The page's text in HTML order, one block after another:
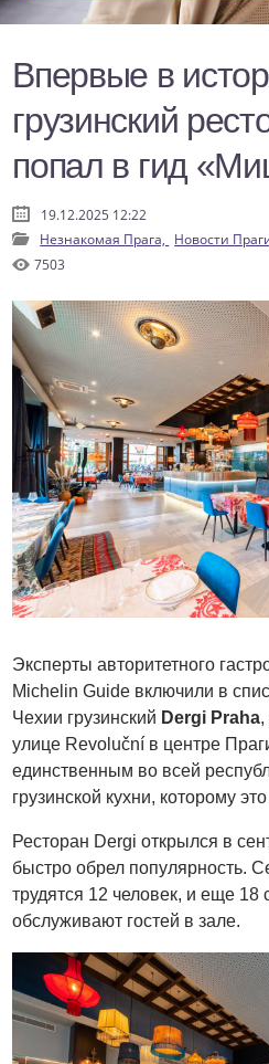
Впервые в
грузинский
попал в гид
19.12.2025 12:22
Незнакомая Прага, Новости
7503
Эксперты авторитетного
Michelin Guide включили в
Чехии грузинский Dergi Praha
улице Revoluční в центре
единственным во всей
грузинской кухни, которому
Ресторан Dergi открылся в
быстро обрел популярность.
трудятся 12 человек, и еще 18
обслуживают гостей в зале.